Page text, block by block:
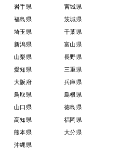
岩手県
宮城県
福島県
茨城県
埼玉県
千葉県
新潟県
富山県
山梨県
長野県
愛知県
三重県
大阪府
兵庫県
鳥取県
島根県
山口県
徳島県
高知県
福岡県
熊本県
大分県
沖縄県